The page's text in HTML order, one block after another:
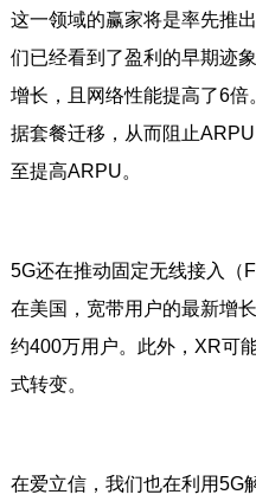
这一领域的赢家将是率先推
们已经看到了盈利的早期迹
增长，且网络性能提高了6
据套餐迁移，从而阻止
至提高ARPU。
5G还在推动固定无线接入（
在美国，宽带用户的最新增
约400万用户。此外，XR可
式转变。
在爱立信，我们也在利用5G